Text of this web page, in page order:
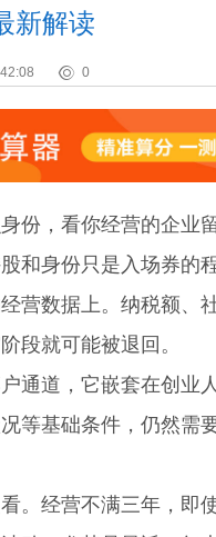
新解读
0
，看你经营的企业留
和身份只是入场券的程
数据上。纳税额、社
段就可能被退回。
道，它嵌套在创业人
等基础条件，仍然需
经营不满三年，即使